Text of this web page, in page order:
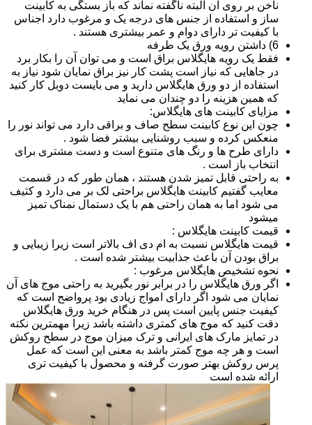
ناخن بر روی آن البته ناگفته نماند که باز بستگی به کابینت
ساز و استفاده از جنس های درجه یک و مرغوب دارد اجناس
با کیفیت تر دارای دوام و عمر بیشتری هستند .
6) داشتن رویه ورق یک طرفه
فقط یک رویه هایگلاس براق است و می توان آن را بکار برد
در جاهایی که نیاز است پشت کار نیز براق نمایان شود نیاز به
استفاده از دو ورق هایگلاس دارید و می بایست دوبل کار کنید
که همین هزینه را دو چندان می نماید
مزایای کابینت های هایگلاس:
چون این نوع کابینت سطح صاف و براقی دارد می تواند نور را
منعکس کرده و سبب روشنایی بیشتر فضا شود .
دارای طرح ها و رنگ های متنوع است و دست مشتری برای
انتخاب باز است .
به راحتی قابل تمیز شدن هستند ، همان طور که در قسمت
معایب گفتیم کابینت هایگلاس براحتی لک بر می دارد و کثیف
می شود اما به همان راحتی هم با یک دستمال نمناک تمیز
میشود
قیمت کابینت هایگلاس :
قیمت هایگلاس نسبت به ام دی اف بالاتر است زیرا زیبایی و
براق بودن آن باعث جذابیت بیشتر شده است .
نحوه تشخیص هایگلاس مرغوب :
اگر ورق هایگلاس را در برابر نور بگیرید به راحتی موج های آن
نمایان می شود اگر دارای امواج زیادی بود پرواضح است که
کیفیت جنس پایین است پس در هنگام خرید ورق هایگلاس
دقت کنید که موج های کمتری داشته باشد زیرا مهمترین نکته
در تمایز مارک های ایرانی و ترک میزان موج در سطح روکش
است و هر چه موج کمتر باشد به معنی این است که عمل
پرس روکش بهتر صورت گرفته و محصول با کیفیت تری
ارائه شده است